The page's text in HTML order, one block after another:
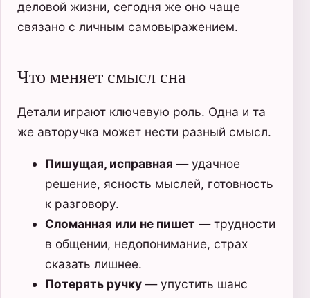
деловой жизни, сегодня же оно чаще
связано с личным самовыражением.
Что меняет смысл сна
Детали играют ключевую роль. Одна и та
же авторучка может нести разный смысл.
Пишущая, исправная — удачное
решение, ясность мыслей, готовность
к разговору.
Сломанная или не пишет — трудности
в общении, недопонимание, страх
сказать лишнее.
Потерять ручку — упустить шанс